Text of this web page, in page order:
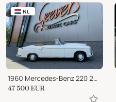
NL
1960 Mercedes-Benz 220 220SE
47 500 EUR